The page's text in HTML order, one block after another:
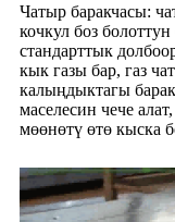
Чатыр баракчасы:
кочкул боз
стандарттык
кык газы бар, газ
калыңдыктагы
маселесин чече
мөөнөтү өтө кыска